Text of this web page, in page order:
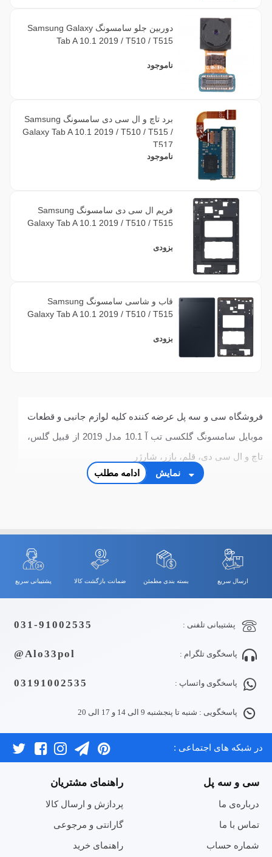
دوربین جلو سامسونگ Samsung Galaxy
Tab A 10.1 2019 / T510 / T515
ناموجود
برد تاچ و ال سی دی سامسونگ Samsung
Galaxy Tab A 10.1 2019 / T510 / T515 /
T517
ناموجود
فریم ال سی دی سامسونگ Samsung
Galaxy Tab A 10.1 2019 / T510 / T515
بزودی
قاب و شاسی سامسونگ Samsung
Galaxy Tab A 10.1 2019 / T510 / T515
بزودی
فروشگاه سی و سه پل عرضه کننده کلیه لوازم جانبی و قطعات
موبایل سامسونگ گلکسی تب آ 10.1 مدل 2019 از قبیل گلس،
تاچ و ال سی دی، قلم، بازر، شارژر
نمایش
ادامه مطلب
ارسال سریع بسته بندی مطمئن ضمانت بازگشت کالا پشتیبانی سریع
پشتیبانی تلفنی : 031-91002535
پاسخگوی تلگرام : Alo33pol@
پاسخگوی واتساپ : 03191002535
پاسخگویی : شنبه تا پنجشنبه 9 الی 14 و 17 الی 20
در شبکه های اجتماعی :
سی و سه پل
درباره‌ی ما
تماس با ما
شماره حساب
راهنمای مشتریان
پردازش و ارسال کالا
گارانتی و مرجوعی
راهنمای خرید